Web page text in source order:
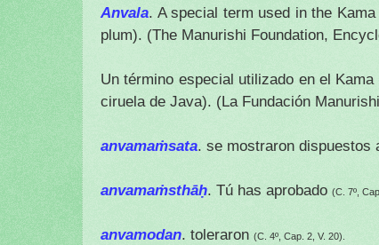
Anvala. A special term used in the
plum). (The Manurishi Foundation,
Un término especial utilizado en el
ciruela de Java). (La Fundación
anvamaṁsata. se mostraron dispuestos
anvamaṁsthāḥ. Tú has aprobado (C. 7º,
anvamodan. toleraron (C. 4º, Cap. 2, V. 20).